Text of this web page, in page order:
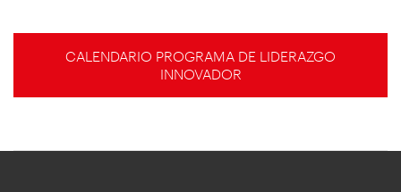
CALENDARIO PROGRAMA DE LIDERAZGO
INNOVADOR